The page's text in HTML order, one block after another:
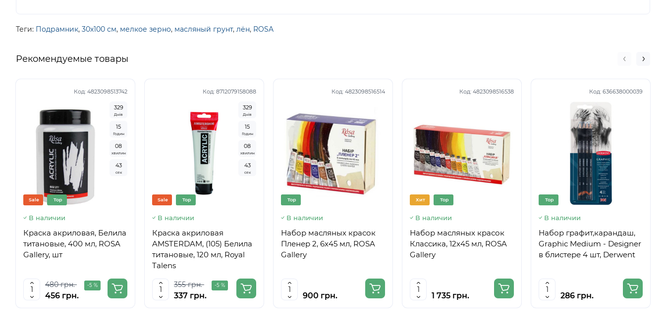
Теги: Подрамник, 30х100 см, мелкое зерно, масляный грунт, лён, ROSA
Рекомендуемые товары
Код: 4823098513742
Sale Top
329
Днів
15
Годин
08
хвилин
42
сек
В наличии
Краска акриловая, Белила
титановые, 400 мл, ROSA
Gallery, шт
480 грн. -5 %
456 грн.
Код: 8712079158088
Sale Top
329
Днів
15
Годин
08
хвилин
42
сек
В наличии
Краска акриловая
AMSTERDAM, (105) Белила
титановые, 120 мл, Royal
Talens
355 грн. -5 %
337 грн.
Код: 4823098516514
Top
В наличии
Набор масляных красок
Пленер 2, 6х45 мл, ROSA
Gallery
900 грн.
Код: 4823098516538
Хит Top
В наличии
Набор масляных красок
Классика, 12х45 мл, ROSA
Gallery
1 735 грн.
Код: 636638000039
Top
В наличии
Набор графит,карандаш,
Graphic Medium - Designer
в блистере 4 шт, Derwent
286 грн.